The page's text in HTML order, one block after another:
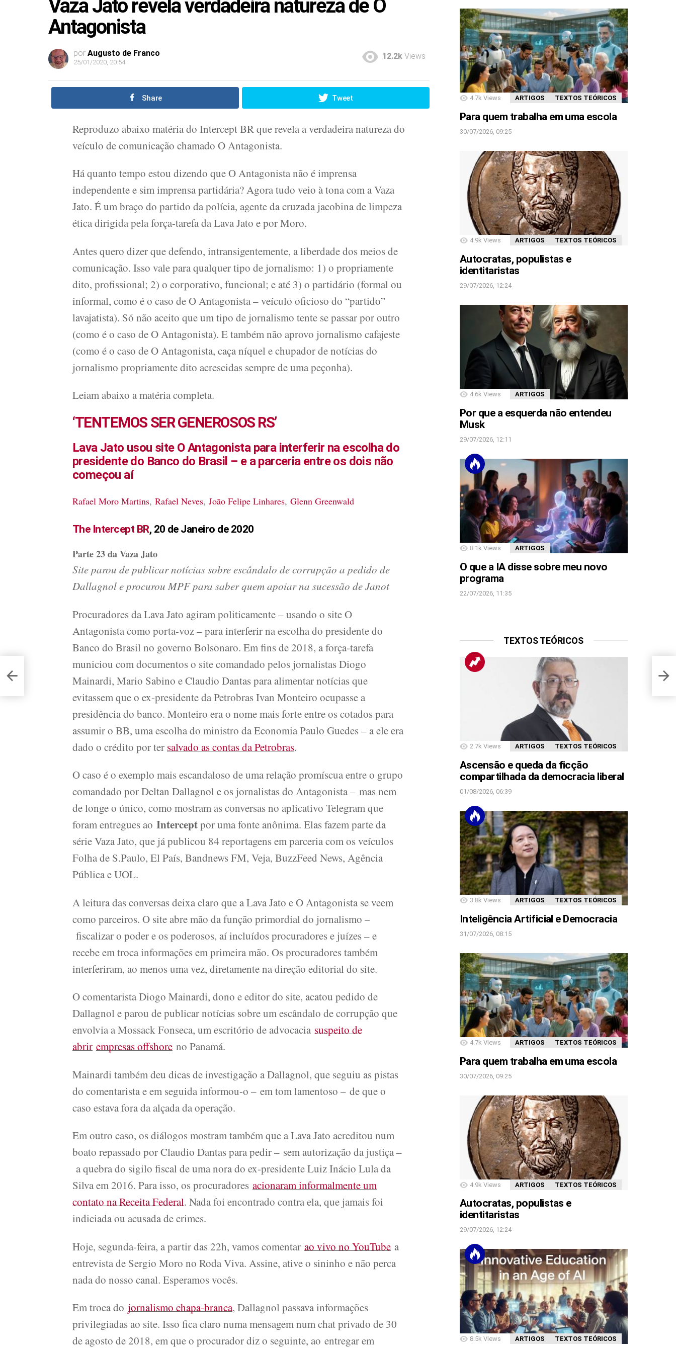
Vaza Jato revela verdadeira natureza de O
Antagonista
por Augusto de Franco
25/01/2020, 20:54
12.2k Views
Share Tweet
Reproduzo abaixo matéria do Intercept BR que revela a verdadeira natureza do
veículo de comunicação chamado O Antagonista.
Há quanto tempo estou dizendo que O Antagonista não é imprensa
independente e sim imprensa partidária? Agora tudo veio à tona com a Vaza
Jato. É um braço do partido da polícia, agente da cruzada jacobina de limpeza
ética dirigida pela força-tarefa da Lava Jato e por Moro.
Antes quero dizer que defendo, intransigentemente, a liberdade dos meios de
comunicação. Isso vale para qualquer tipo de jornalismo: 1) o propriamente
dito, profissional; 2) o corporativo, funcional; e até 3) o partidário (formal ou
informal, como é o caso de O Antagonista – veículo oficioso do “partido”
lavajatista). Só não aceito que um tipo de jornalismo tente se passar por outro
(como é o caso de O Antagonista). E também não aprovo jornalismo cafajeste
(como é o caso de O Antagonista, caça níquel e chupador de notícias do
jornalismo propriamente dito acrescidas sempre de uma peçonha).
Leiam abaixo a matéria completa.
‘TENTEMOS SER GENEROSOS RS’
Lava Jato usou site O Antagonista para interferir na escolha do
presidente do Banco do Brasil – e a parceria entre os dois não
começou aí
Rafael Moro Martins, Rafael Neves, João Felipe Linhares, Glenn Greenwald
The Intercept BR, 20 de Janeiro de 2020
Parte 23 da Vaza Jato
Site parou de publicar notícias sobre escândalo de corrupção a pedido de
Dallagnol e procurou MPF para saber quem apoiar na sucessão de Janot
Procuradores da Lava Jato agiram politicamente – usando o site O
Antagonista como porta-voz – para interferir na escolha do presidente do
Banco do Brasil no governo Bolsonaro. Em fins de 2018, a força-tarefa
municiou com documentos o site comandado pelos jornalistas Diogo
Mainardi, Mario Sabino e Claudio Dantas para alimentar notícias que
evitassem que o ex-presidente da Petrobras Ivan Monteiro ocupasse a
presidência do banco. Monteiro era o nome mais forte entre os cotados para
assumir o BB, uma escolha do ministro da Economia Paulo Guedes – a ele era
dado o crédito por ter salvado as contas da Petrobras.
O caso é o exemplo mais escandaloso de uma relação promíscua entre o grupo
comandado por Deltan Dallagnol e os jornalistas do Antagonista – mas nem
de longe o único, como mostram as conversas no aplicativo Telegram que
foram entregues ao Interceptpor uma fonte anônima. Elas fazem parte da
série Vaza Jato, que já publicou 84 reportagens em parceria com os veículos
Folha de S.Paulo, El País, Bandnews FM, Veja, BuzzFeed News, Agência
Pública e UOL.
A leitura das conversas deixa claro que a Lava Jato e O Antagonista se veem
como parceiros. O site abre mão da função primordial do jornalismo –
fiscalizar o poder e os poderosos, aí incluídos procuradores e juízes – e
recebe em troca informações em primeira mão. Os procuradores também
interferiram, ao menos uma vez, diretamente na direção editorial do site.
O comentarista Diogo Mainardi, dono e editor do site, acatou pedido de
Dallagnol e parou de publicar notícias sobre um escândalo de corrupção que
envolvia a Mossack Fonseca, um escritório de advocacia suspeito de
abrir empresas offshore no Panamá.
Mainardi também deu dicas de investigação a Dallagnol, que seguiu as pistas
do comentarista e em seguida informou-o – em tom lamentoso – de que o
caso estava fora da alçada da operação.
Em outro caso, os diálogos mostram também que a Lava Jato acreditou num
boato repassado por Claudio Dantas para pedir – sem autorização da justiça –
a quebra do sigilo fiscal de uma nora do ex-presidente Luiz Inácio Lula da
Silva em 2016. Para isso, os procuradores acionaram informalmente um
contato na Receita Federal. Nada foi encontrado contra ela, que jamais foi
indiciada ou acusada de crimes.
Hoje, segunda-feira, a partir das 22h, vamos comentar ao vivo no YouTube a
entrevista de Sergio Moro no Roda Viva. Assine, ative o sininho e não perca
nada do nosso canal. Esperamos vocês.
Em troca do jornalismo chapa-branca, Dallagnol passava informações
privilegiadas ao site. Isso fica claro numa mensagem num chat privado de 30
de agosto de 2018, em que o procurador diz o seguinte, ao entregar em
4.7k Views ARTIGOS TEXTOS TEÓRICOS
Para quem trabalha em uma escola
30/07/2026, 09:25
4.9k Views ARTIGOS TEXTOS TEÓRICOS
Autocratas, populistas e
identitaristas
29/07/2026, 12:24
4.6k Views ARTIGOS
Por que a esquerda não entendeu
Musk
29/07/2026, 12:11
8.1k Views ARTIGOS
O que a IA disse sobre meu novo
programa
22/07/2026, 11:35
TEXTOS TEÓRICOS
2.7k Views ARTIGOS TEXTOS TEÓRICOS
Ascensão e queda da ficção
compartilhada da democracia liberal
01/08/2026, 06:39
3.8k Views ARTIGOS TEXTOS TEÓRICOS
Inteligência Artificial e Democracia
31/07/2026, 08:15
4.7k Views ARTIGOS TEXTOS TEÓRICOS
Para quem trabalha em uma escola
30/07/2026, 09:25
4.9k Views ARTIGOS TEXTOS TEÓRICOS
Autocratas, populistas e
identitaristas
29/07/2026, 12:24
8.5k Views ARTIGOS TEXTOS TEÓRICOS